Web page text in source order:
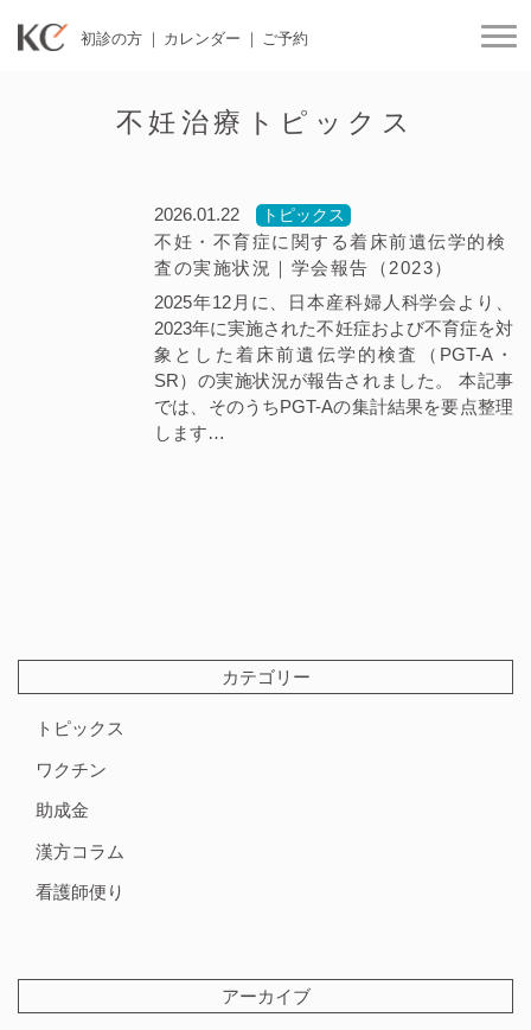
初診の方 カレンダー ご予約
不妊治療トピックス
2026.01.22 トピックス
不妊・不育症に関する着床前遺伝学的検
査の実施状況｜学会報告（2023）
2025年12月に、日本産科婦人科学会より、
2023年に実施された不妊症および不育症を対
象とした着床前遺伝学的検査（PGT-A・
SR）の実施状況が報告されました。 本記事
では、そのうちPGT-Aの集計結果を要点整理
します…
カテゴリー
トピックス
ワクチン
助成金
漢方コラム
看護師便り
アーカイブ